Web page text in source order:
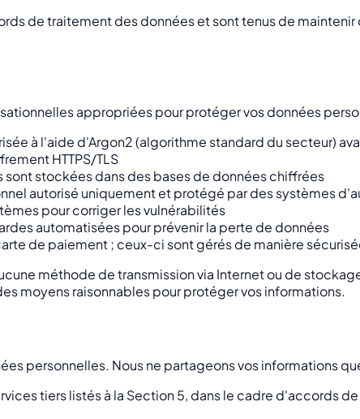
de traitement des données et sont tenus de
appropriées pour protéger vos données
à l'aide d'Argon2 (algorithme standard du secteur)
HTTPS/TLS
stockées dans des bases de données chiffrées
autorisé uniquement et protégé par des systèmes
pour corriger les vulnérabilités
automatisées pour prévenir la perte de données
de paiement ; ceux-ci sont gérés de manière
méthode de transmission via Internet ou de
moyens raisonnables pour protéger vos informations.
personnelles. Nous ne partageons vos informations
tiers listés à la Section 5, dans le cadre d'accords